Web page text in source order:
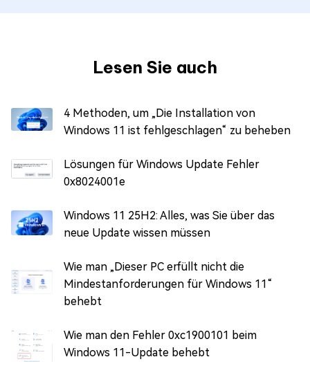
Lesen Sie auch
4 Methoden, um „Die Installation von
Windows 11 ist fehlgeschlagen“ zu beheben
Lösungen für Windows Update Fehler
0x8024001e
Windows 11 25H2: Alles, was Sie über das
neue Update wissen müssen
Wie man „Dieser PC erfüllt nicht die
Mindestanforderungen für Windows 11“
behebt
Wie man den Fehler 0xc1900101 beim
Windows 11-Update behebt